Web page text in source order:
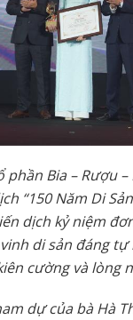
phần Bia – Rượu
“150 Năm Di
dịch kỷ niệm
di sản đáng
cường và lòng
dự của bà Hà